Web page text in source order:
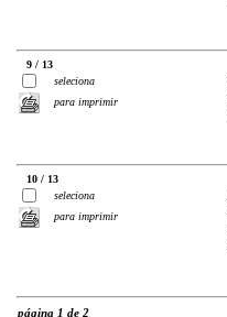
9 / 13
seleciona
para imprimir
10 / 13
seleciona
para imprimir
página 1 de 2